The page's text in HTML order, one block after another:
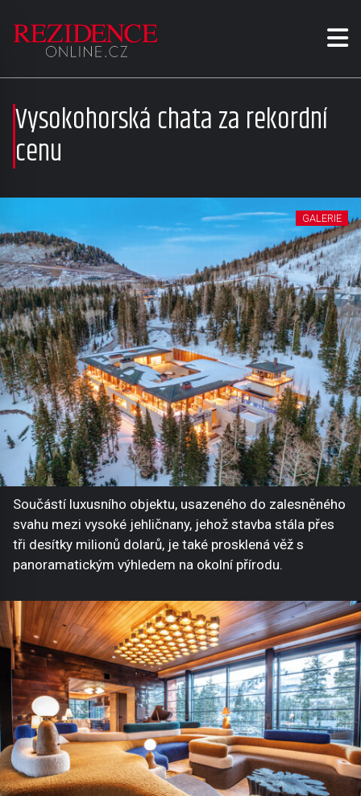
Vysokohorská chata za rekordní
cenu
GALERIE
Součástí luxusního objektu, usazeného do zalesněného
svahu mezi vysoké jehličnany, jehož stavba stála přes
tři desítky milionů dolarů, je také prosklená věž s
panoramatickým výhledem na okolní přírodu.